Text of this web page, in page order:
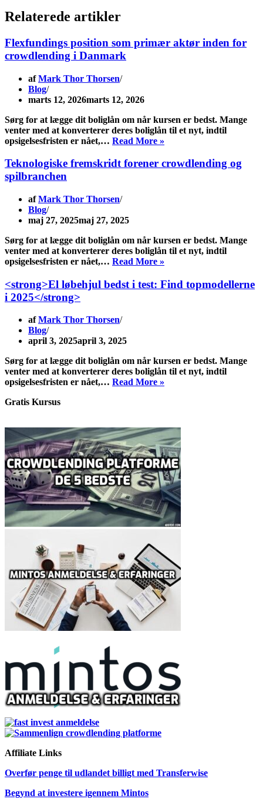
Relaterede artikler
Flexfundings position som primær aktør inden for
crowdlending i Danmark
afMark Thor Thorsen
Blog
marts 12, 2026marts 12, 2026
Sørg for at lægge dit boliglån om når kursen er bedst. Mange
venter med at konverterer deres boliglån til et nyt, indtil
opsigelsesfristen er nået,… Read More »
boliglån
Teknologiske fremskridt forener crowdlending og
spilbranchen
afMark Thor Thorsen
Blog
maj 27, 2025maj 27, 2025
Sørg for at lægge dit boliglån om når kursen er bedst. Mange
venter med at konverterer deres boliglån til et nyt, indtil
opsigelsesfristen er nået,… Read More »
boliglån
om
<strong>El løbehjul bedst i test: Find topmodellerne
i 2025</strong>
afMark Thor Thorsen
Blog
april 3, 2025april 3, 2025
Sørg for at lægge dit boliglån om når kursen er bedst. Mange
venter med at konverterer deres boliglån til et nyt, indtil
opsigelsesfristen er nået,… Read More »
kursen
er
god
Gratis Kursus
Affiliate Links
Overfør penge til udlandet billigt med Transferwise
Begynd at investere igennem Mintos